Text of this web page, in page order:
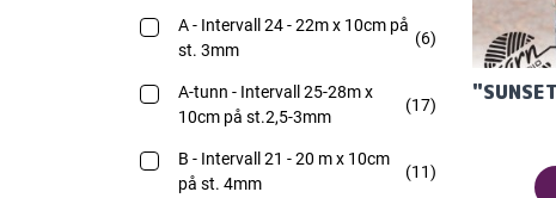
tofflor(18)
tröjor(90)
tunikor(2)
A - Intervall 24 - 22m x 10cm på
st. 3mm
(6)
A-tunn - Intervall 25-28m x
10cm på st.2,5-3mm
(17)
B - Intervall 21 - 20 m x 10cm
på st. 4mm
(11)